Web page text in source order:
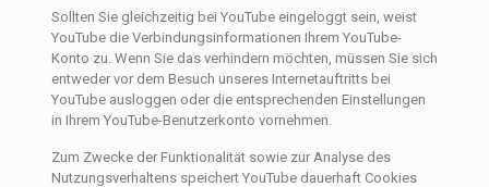
Sollten Sie gleichzeitig bei YouTube eingeloggt sein, weist
YouTube die Verbindungsinformationen Ihrem YouTube-
Konto zu. Wenn Sie das verhindern möchten, müssen Sie sich
entweder vor dem Besuch unseres Internetauftritts bei
YouTube ausloggen oder die entsprechenden Einstellungen
in Ihrem YouTube-Benutzerkonto vornehmen.
Zum Zwecke der Funktionalität sowie zur Analyse des
Nutzungsverhaltens speichert YouTube dauerhaft Cookies